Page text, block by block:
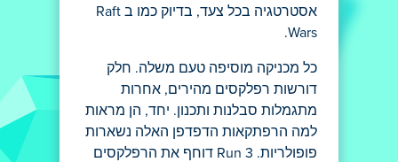
אסטרטגיה בכל צעד, בדיוק כמו ב Raft
Wars.
כל מכניקה מוסיפה טעם משלה. חלק
דורשות רפלקסים מהירים, אחרות
מתגמלות סבלנות ותכנון. יחד, הן מראות
למה הרפתקאות הדפדפן האלה נשארות
פופולריות. Run 3 דוחף את הרפלקסים